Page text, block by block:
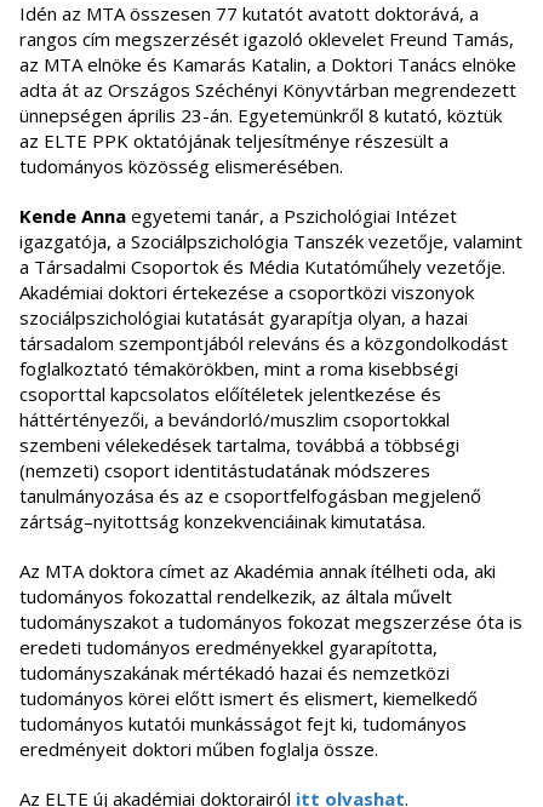
Idén az MTA összesen 77 kutatót avatott doktorává, a
rangos cím megszerzését igazoló oklevelet Freund Tamás,
az MTA elnöke és Kamarás Katalin, a Doktori Tanács elnöke
adta át az Országos Széchényi Könyvtárban megrendezett
ünnepségen április 23-án. Egyetemünkről 8 kutató, köztük
az ELTE PPK oktatójának teljesítménye részesült a
tudományos közösség elismerésében.
Kende Anna egyetemi tanár, a Pszichológiai Intézet
igazgatója, a Szociálpszichológia Tanszék vezetője, valamint
a Társadalmi Csoportok és Média Kutatóműhely vezetője.
Akadémiai doktori értekezése a csoportközi viszonyok
szociálpszichológiai kutatását gyarapítja olyan, a hazai
társadalom szempontjából releváns és a közgondolkodást
foglalkoztató témakörökben, mint a roma kisebbségi
csoporttal kapcsolatos előítéletek jelentkezése és
háttértényezői, a bevándorló/muszlim csoportokkal
szembeni vélekedések tartalma, továbbá a többségi
(nemzeti) csoport identitástudatának módszeres
tanulmányozása és az e csoportfelfogásban megjelenő
zártság–nyitottság konzekvenciáinak kimutatása.
Az MTA doktora címet az Akadémia annak ítélheti oda, aki
tudományos fokozattal rendelkezik, az általa művelt
tudományszakot a tudományos fokozat megszerzése óta is
eredeti tudományos eredményekkel gyarapította,
tudományszakának mértékadó hazai és nemzetközi
tudományos körei előtt ismert és elismert, kiemelkedő
tudományos kutatói munkásságot fejt ki, tudományos
eredményeit doktori műben foglalja össze.
Az ELTE új akadémiai doktorairól itt olvashat.